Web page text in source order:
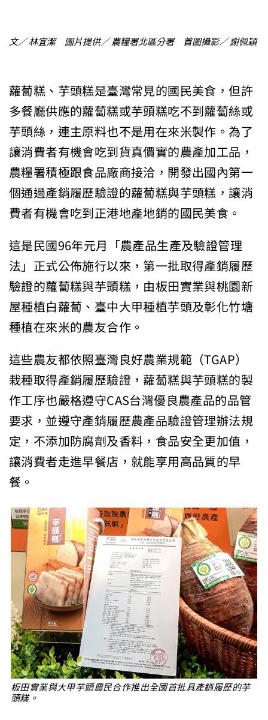
文／ 林宜潔 圖片提供／ 農糧署北區分署 首圖攝影／ 謝佩穎
蘿蔔糕、芋頭糕是臺灣常見的國民美食，但許
多餐廳供應的蘿蔔糕或芋頭糕吃不到蘿蔔絲或
芋頭絲，連主原料也不是用在來米製作。為了
讓消費者有機會吃到貨真價實的農產加工品，
農糧署積極跟食品廠商接洽，開發出國內第一
個通過產銷履歷驗證的蘿蔔糕與芋頭糕，讓消
費者有機會吃到正港地產地銷的國民美食。
這是民國96年元月「農產品生產及驗證管理
法」正式公佈施行以來，第一批取得產銷履歷
驗證的蘿蔔糕與芋頭糕，由板田實業與桃園新
屋種植白蘿蔔、臺中大甲種植芋頭及彰化竹塘
種植在來米的農友合作。
這些農友都依照臺灣良好農業規範（TGAP）
栽種取得產銷履歷驗證，蘿蔔糕與芋頭糕的製
作工序也嚴格遵守CAS台灣優良農產品的品管
要求，並遵守產銷履歷農產品驗證管理辦法規
定，不添加防腐劑及香料，食品安全更加值，
讓消費者走進早餐店，就能享用高品質的早
餐。
板田實業與大甲芋頭農民合作推出全國首批具產銷履歷的芋
頭糕。